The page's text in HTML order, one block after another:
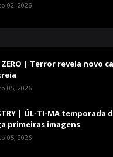
02, 2026
ZERO | Terror revela novo
05, 2026
| ÚL-TI-MA temporada
primeiras imagens
05, 2026